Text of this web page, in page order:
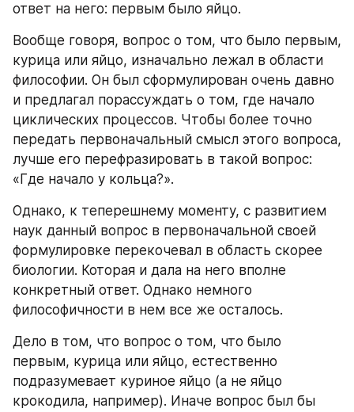
ответ на него: первым было яйцо.
Вообще говоря, вопрос о том, что было первым,
курица или яйцо, изначально лежал в области
философии. Он был сформулирован очень давно
и предлагал порассуждать о том, где начало
циклических процессов. Чтобы более точно
передать первоначальный смысл этого вопроса,
лучше его перефразировать в такой вопрос:
«Где начало у кольца?».
Однако, к теперешнему моменту, с развитием
наук данный вопрос в первоначальной своей
формулировке перекочевал в область скорее
биологии. Которая и дала на него вполне
конкретный ответ. Однако немного
философичности в нем все же осталось.
Дело в том, что вопрос о том, что было
первым, курица или яйцо, естественно
подразумевает куриное яйцо (а не яйцо
крокодила, например). Иначе вопрос был бы